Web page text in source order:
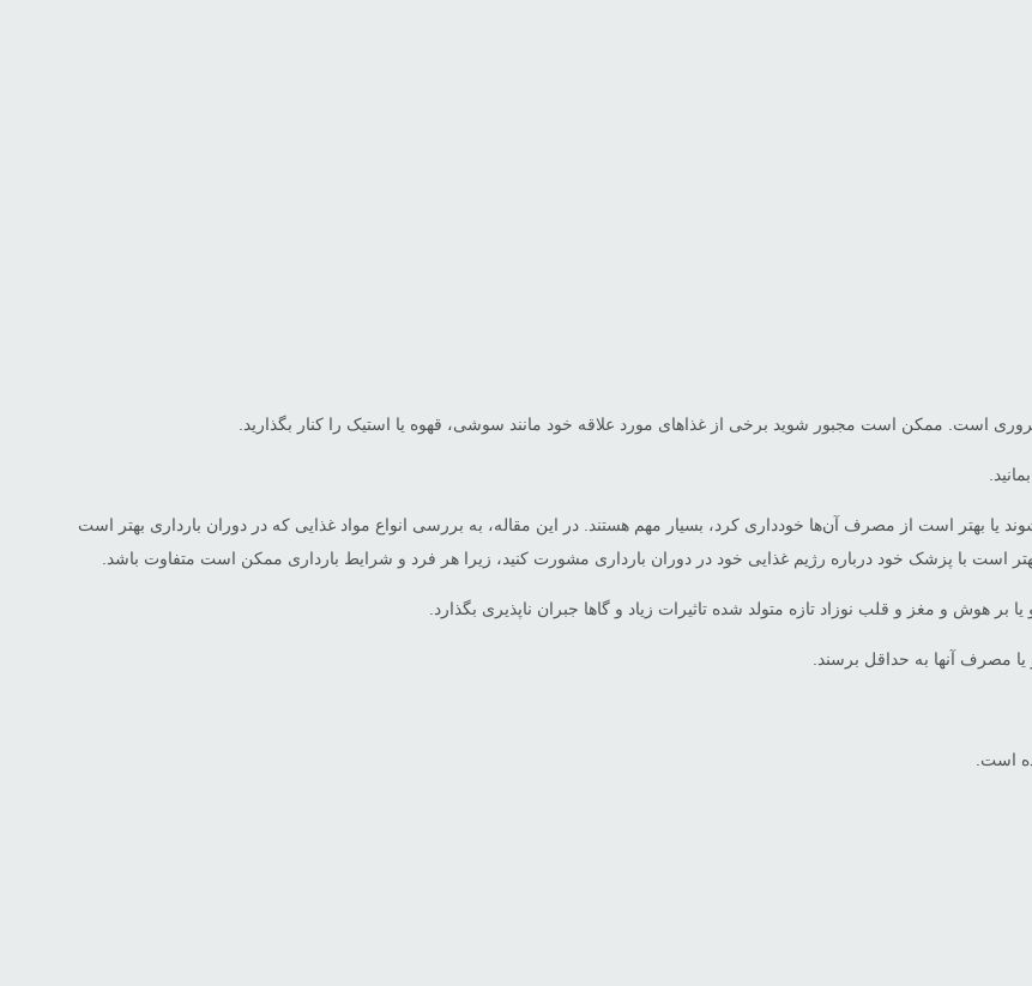
است. ممکن است مجبور شوید برخی از غذاهای مورد علاقه خود مانند سوشی، قهوه یا استیک را کنار بگذارید.
یا بهتر است از مصرف آن‌ها خودداری کرد، بسیار مهم هستند. در این مقاله، به بررسی انواع مواد غذایی که در دوران بارداری بهتر است
است با پزشک خود درباره رژیم غذایی خود در دوران بارداری مشورت کنید، زیرا هر فرد و شرایط بارداری ممکن است متفاوت باشد.
هوش و مغز و قلب نوزاد تازه متولد شده تاثیرات زیاد و گاها جبران ناپذیری بگذارد.
مصرف آنها به حداقل برسند.